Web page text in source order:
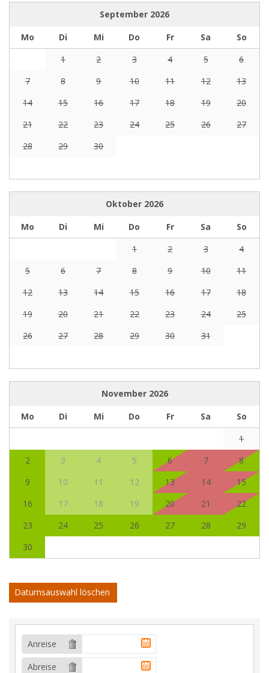
September 2026
Mo
Di Mi Do Fr Sa
So
1
2 3 4 5
6
7
8 9 10 11 12
13
14
15 16 17 18 19
20
21
22 23 24 25 26
27
28
29 30
Oktober 2026
Mo
Di Mi Do Fr Sa
So
1
2 3
4
5
6 7 8 9 10
11
12
13 14 15 16 17
18
19
20 21 22 23 24
25
26
27 28 29 30 31
November 2026
Mo
Di Mi Do Fr Sa
So
1
2
3 4 5 6 7
8
9
10 11 12 13 14
15
16
17 18 19 20 21
22
23
24 25 26 27 28
29
30
Datumsauswahl löschen
Anreise
Abreise